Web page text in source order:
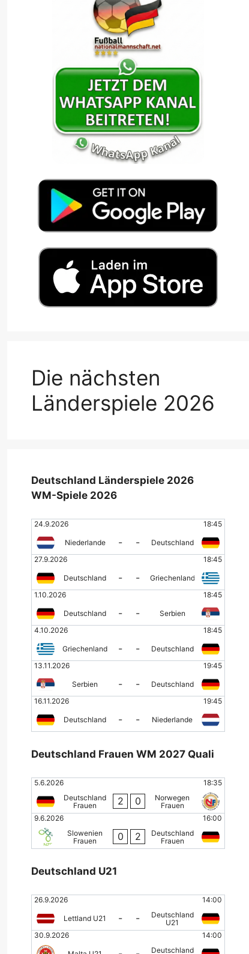
Die nächsten
Länderspiele 2026
Deutschland Länderspiele 2026
WM-Spiele 2026
24.9.2026 18:45
Niederlande - -
Deutschland
27.9.2026
18:45
Deutschland - -
Griechenland
1.10.2026
18:45
Deutschland - -
Serbien
4.10.2026
18:45
Griechenland - -
Deutschland
13.11.2026
19:45
Serbien - -
Deutschland
16.11.2026
19:45
Deutschland - - Niederlande
Deutschland Frauen WM 2027 Quali
5.6.2026
18:35
Deutschland
Frauen
2 0
Norwegen
Frauen
9.6.2026
16:00
Slowenien
Frauen
0 2
Deutschland
Frauen
Deutschland U21
26.9.2026 14:00
Lettland U21 - -
Deutschland
U21
30.9.2026
14:00
Deutschland